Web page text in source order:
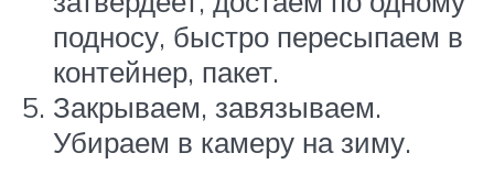
подносу, быстро пересыпаем в
контейнер, пакет.
Закрываем, завязываем.
Убираем в камеру на зиму.